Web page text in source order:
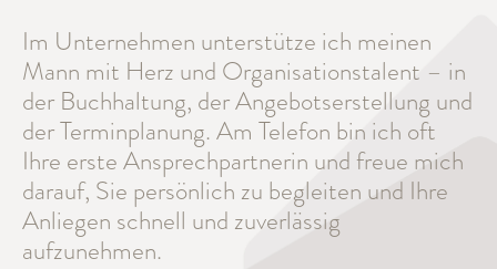
Im Unternehmen unterstütze ich meinen
Mann mit Herz und Organisationstalent – in
der Buchhaltung, der Angebotserstellung und
der Terminplanung. Am Telefon bin ich oft
Ihre erste Ansprechpartnerin und freue mich
darauf, Sie persönlich zu begleiten und Ihre
Anliegen schnell und zuverlässig
aufzunehmen.